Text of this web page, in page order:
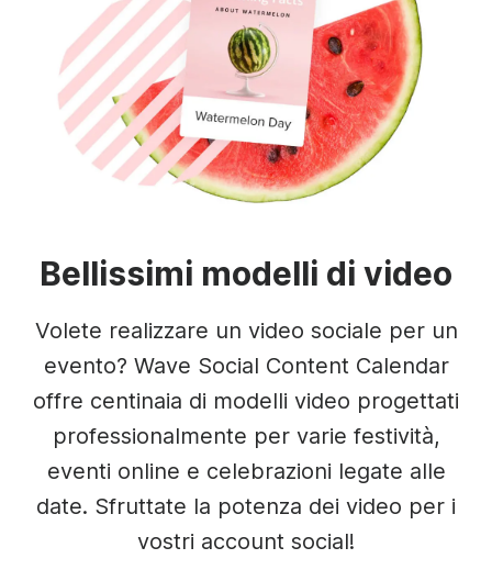
Bellissimi modelli di video
Volete realizzare un video sociale per un
evento? Wave Social Content Calendar
offre centinaia di modelli video progettati
professionalmente per varie festività,
eventi online e celebrazioni legate alle
date. Sfruttate la potenza dei video per i
vostri account social!